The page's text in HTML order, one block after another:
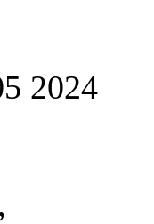
2024